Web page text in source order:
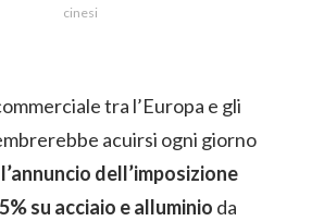
cinesi
tra l’Europa e gli
acuirsi ogni giorno
l’annuncio dell’imposizione
su acciaio e alluminio da